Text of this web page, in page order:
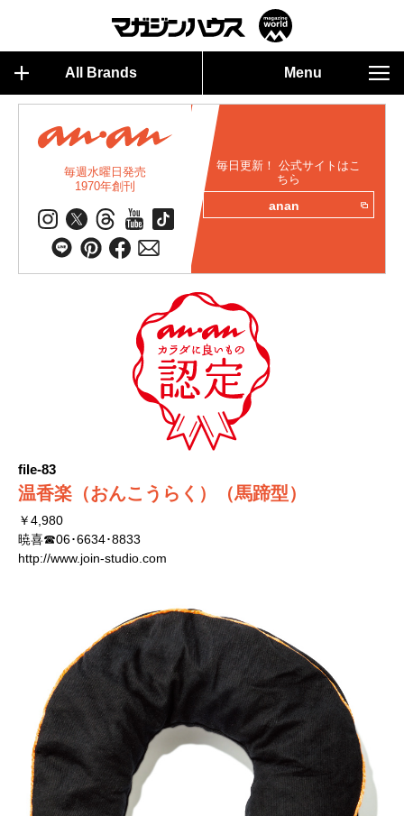
All Brands Menu
毎週水曜日発売
1970年創刊
毎日更新！ 公式サイトはこ
ちら
anan
file-83
温香楽（おんこうらく）（馬蹄型）
￥4,980
暁喜☎06･6634･8833
http://www.join-studio.com